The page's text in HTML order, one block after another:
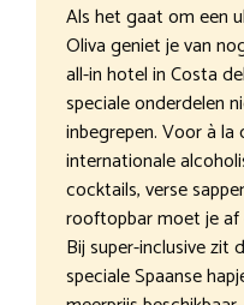
Als het gaat om een
Oliva geniet je van
all-in hotel in Costa
speciale onderdelen
inbegrepen. Voor à
internationale
cocktails, verse
rooftopbar moet je
Bij super-inclusive zit
speciale Spaanse